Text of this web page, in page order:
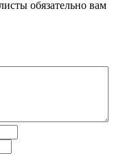
обязательно вам